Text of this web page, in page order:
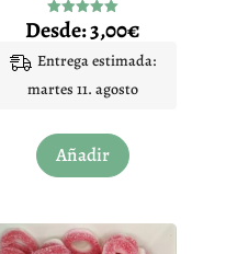
Valorado
con
de 5
Desde:3,00€
Entrega estimada:
martes 11. agosto
Añadir
producto
variantes.